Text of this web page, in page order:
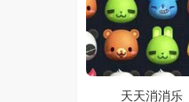
天天消消乐